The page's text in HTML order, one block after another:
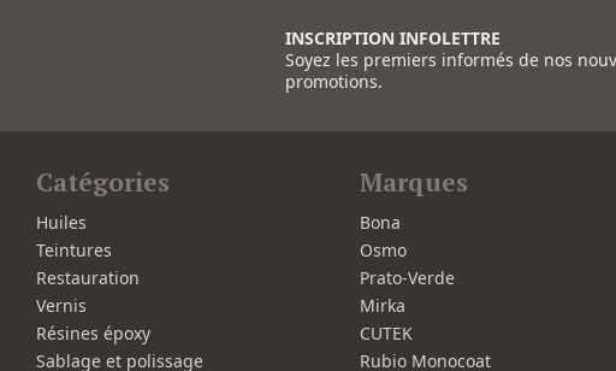
INSCRIPTION INFOLETTRE
Soyez les premiers informés de nos
promotions.
Catégories
Huiles
Teintures
Restauration
Vernis
Résines époxy
Sablage et polissage
Marques
Bona
Osmo
Prato-Verde
Mirka
CUTEK
Rubio Monocoat